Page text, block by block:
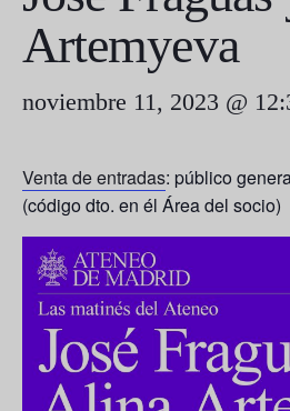
Artemyeva
noviembre 11, 2023 @
Venta de entradas: público
(código dto. en él Área del socio)